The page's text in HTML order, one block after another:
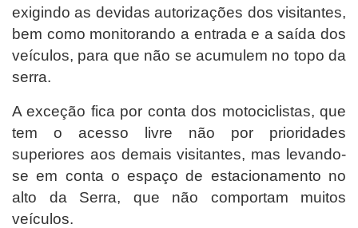
exigindo as devidas autorizações dos visitantes,
bem como monitorando a entrada e a saída dos
veículos, para que não se acumulem no topo da
serra.
A exceção fica por conta dos motociclistas, que
tem o acesso livre não por prioridades
superiores aos demais visitantes, mas levando-
se em conta o espaço de estacionamento no
alto da Serra, que não comportam muitos
veículos.